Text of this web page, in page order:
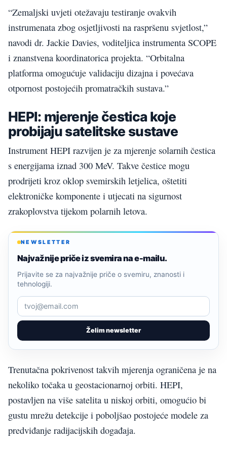
“Zemaljski uvjeti otežavaju testiranje ovakvih
instrumenata zbog osjetljivosti na raspršenu svjetlost,”
navodi dr. Jackie Davies, voditeljica instrumenta SCOPE
i znanstvena koordinatorica projekta. “Orbitalna
platforma omogućuje validaciju dizajna i povećava
otpornost postojećih promatračkih sustava.”
HEPI: mjerenje čestica koje
probijaju satelitske sustave
Instrument HEPI razvijen je za mjerenje solarnih čestica
s energijama iznad 300 MeV. Takve čestice mogu
prodrijeti kroz oklop svemirskih letjelica, oštetiti
elektroničke komponente i utjecati na sigurnost
zrakoplovstva tijekom polarnih letova.
NEWSLETTER
Najvažnije priče iz svemira na e-mailu.
Želim newsletter
Prijavite se za najvažnije priče o svemiru, znanosti i
tehnologiji.
Trenutačna pokrivenost takvih mjerenja ograničena je na
nekoliko točaka u geostacionarnoj orbiti. HEPI,
postavljen na više satelita u niskoj orbiti, omogućio bi
gustu mrežu detekcije i poboljšao postojeće modele za
predviđanje radijacijskih događaja.